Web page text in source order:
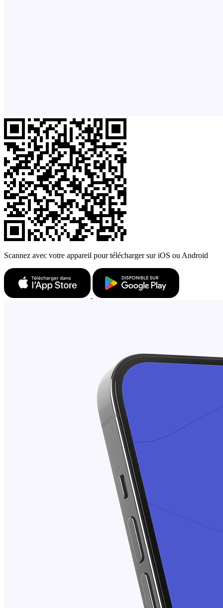
Scannez avec votre appareil pour télécharger sur iOS ou Android